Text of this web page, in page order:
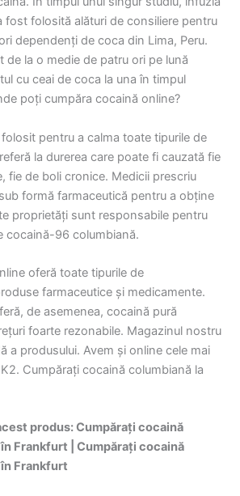
fost folosită alături de consiliere pentru
dependenți de coca din Lima, Peru.
de la o medie de patru ori pe lună
cu ceai de coca la una în timpul
poți cumpăra cocaină online?
pentru a calma toate tipurile de
la durerea care poate fi cauzată fie
fie de boli cronice. Medicii prescriu
formă farmaceutică pentru a obține
proprietăți sunt responsabile pentru
cocaină-96 columbiană.
oferă toate tipurile de
farmaceutice și medicamente.
de asemenea, cocaină pură
foarte rezonabile. Magazinul nostru
a produsului. Avem și online cele mai
Cumpărați cocaină columbiană la
produs: Cumpărați cocaină
Frankfurt | Cumpărați cocaină
Frankfurt